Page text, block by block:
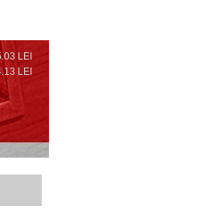
LEI
LEI